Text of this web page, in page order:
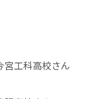
工科高校さん